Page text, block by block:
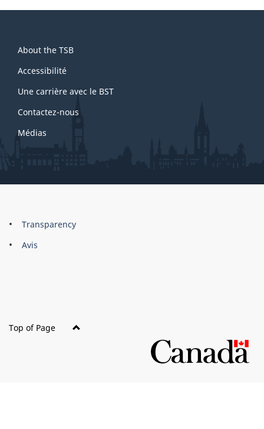
this
site
About the TSB
Accessibilité
Une carrière avec le BST
Contactez-nous
Médias
About
this
Brand
Transparency
Avis
Top of Page